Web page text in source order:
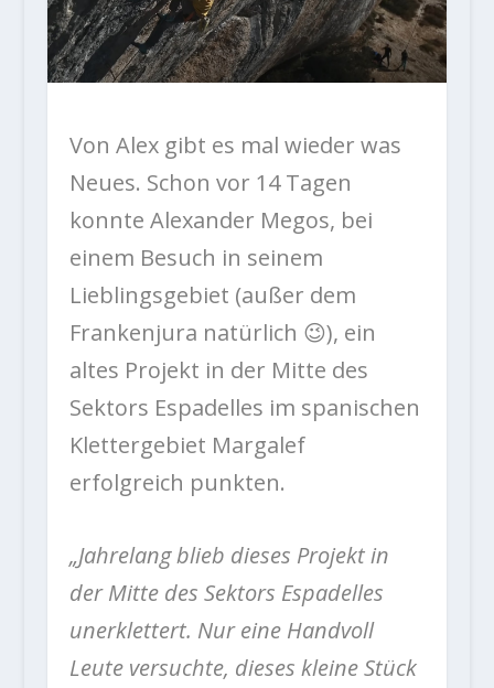
Von Alex gibt es mal wieder was
Neues. Schon vor 14 Tagen
konnte Alexander Megos, bei
einem Besuch in seinem
Lieblingsgebiet (außer dem
Frankenjura natürlich 😉), ein
altes Projekt in der Mitte des
Sektors Espadelles im spanischen
Klettergebiet Margalef
erfolgreich punkten.
„Jahrelang blieb dieses Projekt in
der Mitte des Sektors Espadelles
unerklettert. Nur eine Handvoll
Leute versuchte, dieses kleine Stück